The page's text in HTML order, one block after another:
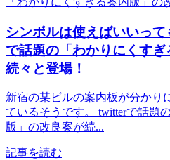
シンボルは使えばいいっ
で話題の「わかりにくす
続々と登場！
新宿の某ビルの案内板が分かり
ているそうです。 twitterで話題
版」の改良案が続...
記事を読む